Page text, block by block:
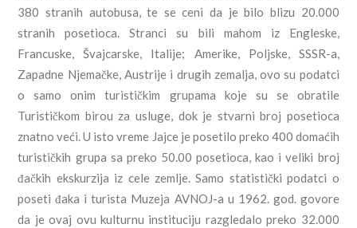
380 stranih autobusa, te se ceni da je bilo blizu 20.000
stranih posetioca. Stranci su bili mahom iz Engleske,
Francuske, Švajcarske, Italije; Amerike, Poljske, SSSR-a,
Zapadne Njemačke, Austrije i drugih zemalja, ovo su podatci
o samo onim turističkim grupama koje su se obratile
Turističkom birou za usluge, dok je stvarni broj posetioca
znatno veći. U isto vreme Jajce je posetilo preko 400 domaćih
turističkih grupa sa preko 50.00 posetioca, kao i veliki broj
đačkih ekskurzija iz cele zemlje. Samo statistički podatci o
poseti đaka i turista Muzeja AVNOJ-a u 1962. god. govore
da je ovaj ovu kulturnu instituciju razgledalo preko 32.000